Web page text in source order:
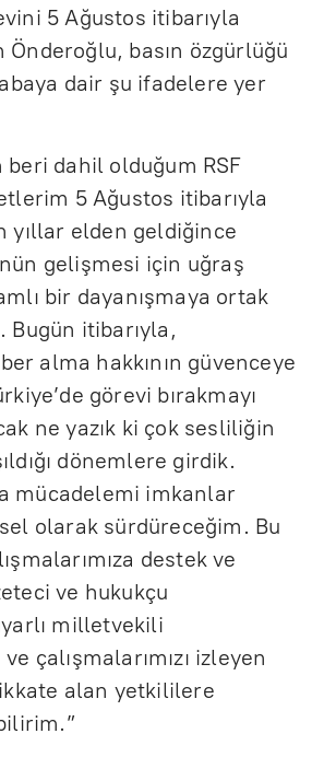
5 Ağustos itibarıyla
Önderoğlu, basın özgürlüğü
dair şu ifadelere yer
beri dahil olduğum RSF
5 Ağustos itibarıyla
yıllar elden geldiğince
gelişmesi için uğraş
bir dayanışmaya ortak
Bugün itibarıyla,
alma hakkının güvenceye
görevi bırakmayı
ne yazık ki çok sesliliğin
dönemlere girdik.
mücadelemi imkanlar
olarak sürdüreceğim. Bu
destek ve
ve hukukçu
milletvekili
çalışmalarımızı izleyen
alan yetkililere